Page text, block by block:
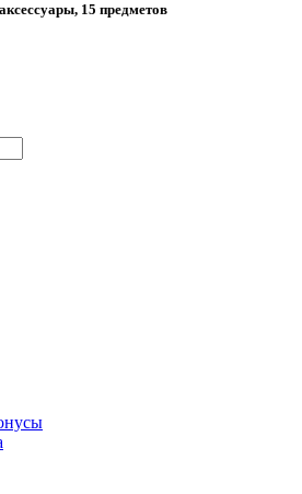
15 предметов